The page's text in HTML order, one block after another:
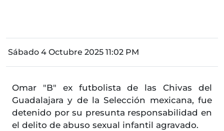
Sábado 4 Octubre 2025 11:02 PM
Omar "B" ex futbolista de las Chivas del
Guadalajara y de la Selección mexicana, fue
detenido por su presunta responsabilidad en
el delito de abuso sexual infantil agravado.